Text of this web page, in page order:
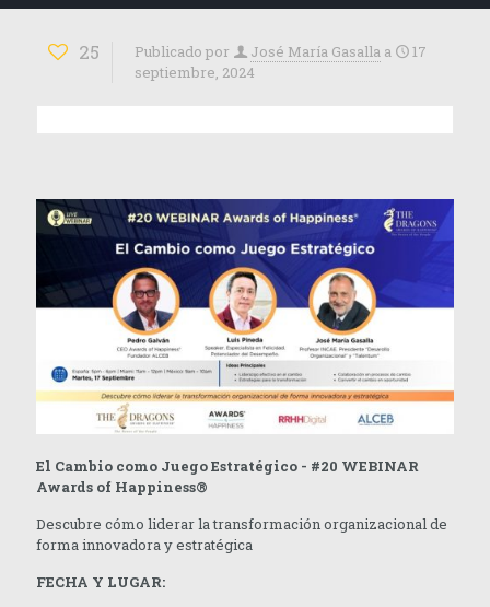
25 Publicado por José María Gasalla a
17
septiembre, 2024
El Cambio como Juego Estratégico - #20 WEBINAR
Awards of Happiness®
Descubre cómo liderar la transformación organizacional de
forma innovadora y estratégica
FECHA Y LUGAR: